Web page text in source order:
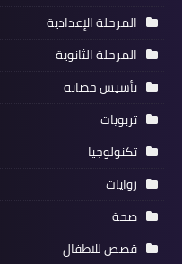
المرحلة الإعدادية
المرحلة الثانوية
تأسيس حضانة
تربويات
تكنولوجيا
روايات
صحة
قصص للاطفال